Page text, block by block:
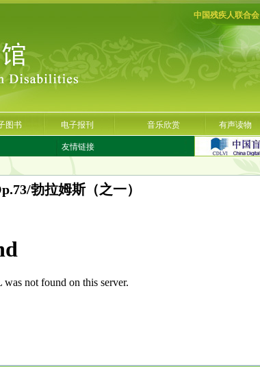
中国残疾人联合会
图书 电子报刊 音乐欣赏 有声读物
友情链接
勃拉姆斯（之一）